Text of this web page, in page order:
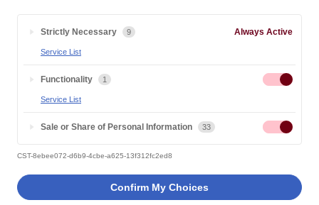
Strictly Necessary 9 Always Active
Service List
Functionality 1
Service List
Sale or Share of Personal Information 33
CST-8ebee072-d6b9-4cbe-a625-13f312fc2ed8
Confirm My Choices
ITを学ぶために入学。障がいのあ
る方に役立つソフトの制作が夢で
す。
キャンパスライフ 専業学生 在学生 男性
高校新卒